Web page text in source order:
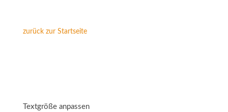
zurück zur Startseite
Textgröße anpassen